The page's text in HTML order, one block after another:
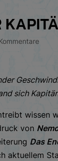
sich
wissen
von
Das
aktuellem